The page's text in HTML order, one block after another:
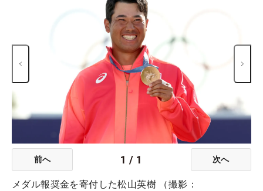
前へ 1 / 1 次へ
メダル報奨金を寄付した松山英樹 （撮影：